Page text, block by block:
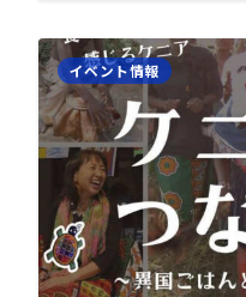
イベント情報